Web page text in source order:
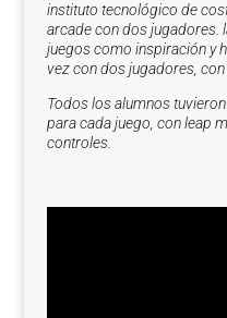
instituto tecnológico de
arcade con dos jugadores.
juegos como inspiración y
vez con dos jugadores, con
Todos los alumnos
para cada juego, con leap
controles.